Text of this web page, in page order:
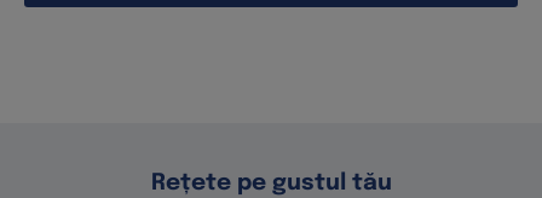
Rețete pe gustul tău